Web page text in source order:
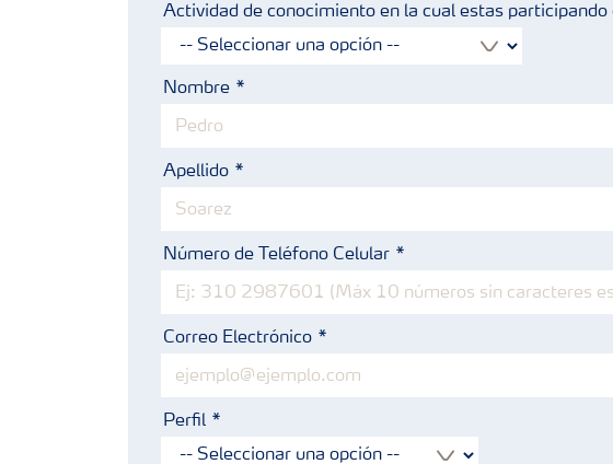
Actividad de conocimiento en la cual estas participando
Nombre
Apellido
Número de Teléfono Celular
Correo Electrónico
Perfil